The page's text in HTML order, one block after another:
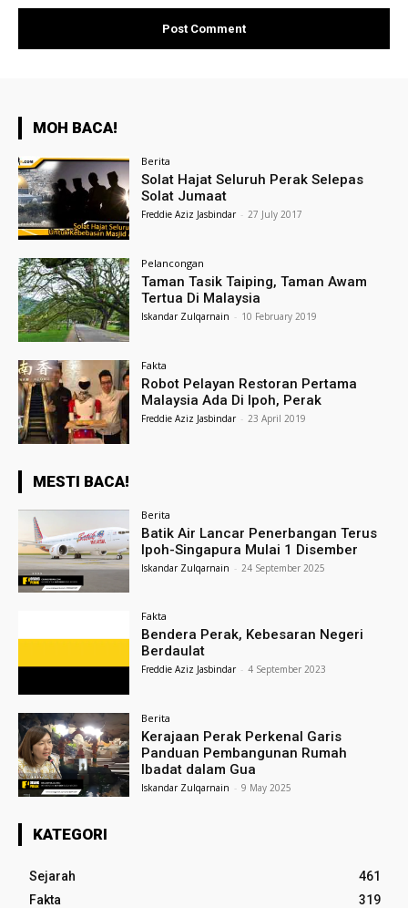
MOH BACA!
Berita
Solat Hajat Seluruh Perak Selepas
Solat Jumaat
Freddie Aziz Jasbindar - 27 July 2017
Pelancongan
Taman Tasik Taiping, Taman Awam
Tertua Di Malaysia
Iskandar Zulqarnain - 10 February 2019
Fakta
Robot Pelayan Restoran Pertama
Malaysia Ada Di Ipoh, Perak
Freddie Aziz Jasbindar - 23 April 2019
MESTI BACA!
Berita
Batik Air Lancar Penerbangan Terus
Ipoh-Singapura Mulai 1 Disember
Iskandar Zulqarnain - 24 September 2025
Fakta
Bendera Perak, Kebesaran Negeri
Berdaulat
Freddie Aziz Jasbindar - 4 September 2023
Berita
Kerajaan Perak Perkenal Garis
Panduan Pembangunan Rumah
Ibadat dalam Gua
Iskandar Zulqarnain - 9 May 2025
KATEGORI
Sejarah
461
Fakta
319